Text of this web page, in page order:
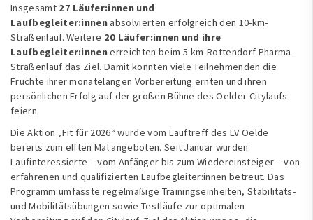
Insgesamt 27 Läufer:innen und
Laufbegleiter:innenabsolvierten erfolgreich den 10-km-
Straßenlauf. Weitere 20 Läufer:innen und ihre
Laufbegleiter:innenerreichten beim 5-km-Rottendorf Pharma-
Straßenlauf das Ziel. Damit konnten viele Teilnehmenden die
Früchte ihrer monatelangen Vorbereitung ernten und ihren
persönlichen Erfolg auf der großen Bühne des Oelder Citylaufs
feiern.
Die Aktion „Fit für 2026“ wurde vom Lauftreff des LV Oelde
bereits zum elften Mal angeboten. Seit Januar wurden
Laufinteressierte – vom Anfänger bis zum Wiedereinsteiger – von
erfahrenen und qualifizierten Laufbegleiter:innen betreut. Das
Programm umfasste regelmäßige Trainingseinheiten, Stabilitäts-
und Mobilitätsübungen sowie Testläufe zur optimalen